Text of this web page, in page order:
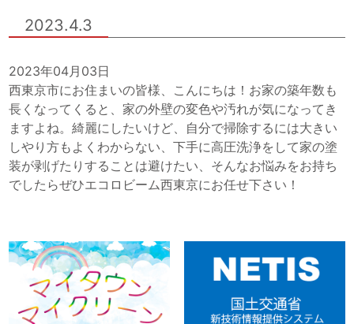
2023.4.3
2023年04月03日
西東京市にお住まいの皆様、こんにちは！お家の築年数も
長くなってくると、家の外壁の変色や汚れが気になってき
ますよね。綺麗にしたいけど、自分で掃除するには大きい
しやり方もよくわからない、下手に高圧洗浄をして家の塗
装が剥げたりすることは避けたい、そんなお悩みをお持ち
でしたらぜひエコロビーム西東京にお任せ下さい！